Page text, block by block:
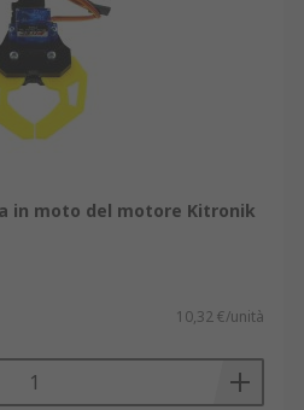
in moto del motore Kitronik
10,32 €/unità